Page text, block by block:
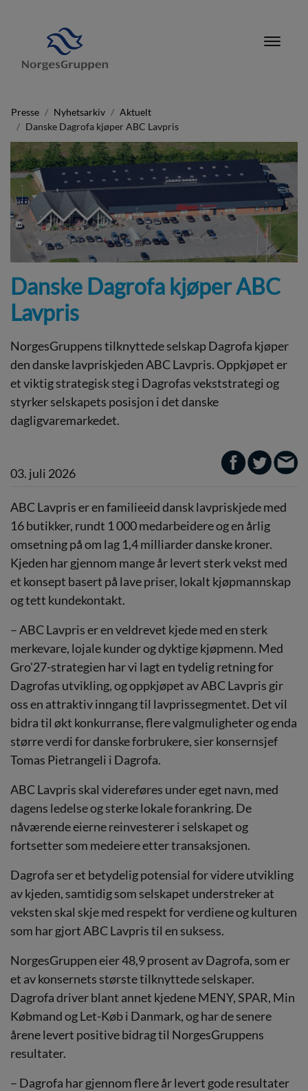
Presse Nyhetsarkiv
Aktuelt
Danske Dagrofa kjøper ABC Lavpris
Danske Dagrofa kjøper ABC
Lavpris
NorgesGruppens tilknyttede selskap Dagrofa kjøper
den danske lavpriskjeden ABC Lavpris. Oppkjøpet er
et viktig strategisk steg i Dagrofas vekststrategi og
styrker selskapets posisjon i det danske
dagligvaremarkedet.
03. juli 2026
ABC Lavpris er en familieeid dansk lavpriskjede med
16 butikker, rundt 1 000 medarbeidere og en årlig
omsetning på om lag 1,4 milliarder danske kroner.
Kjeden har gjennom mange år levert sterk vekst med
et konsept basert på lave priser, lokalt kjøpmannskap
og tett kundekontakt.
– ABC Lavpris er en veldrevet kjede med en sterk
merkevare, lojale kunder og dyktige kjøpmenn. Med
Gro'27-strategien har vi lagt en tydelig retning for
Dagrofas utvikling, og oppkjøpet av ABC Lavpris gir
oss en attraktiv inngang til lavprissegmentet. Det vil
bidra til økt konkurranse, flere valgmuligheter og enda
større verdi for danske forbrukere, sier konsernsjef
Tomas Pietrangeli i Dagrofa.
ABC Lavpris skal videreføres under eget navn, med
dagens ledelse og sterke lokale forankring. De
nåværende eierne reinvesterer i selskapet og
fortsetter som medeiere etter transaksjonen.
Dagrofa ser et betydelig potensial for videre utvikling
av kjeden, samtidig som selskapet understreker at
veksten skal skje med respekt for verdiene og kulturen
som har gjort ABC Lavpris til en suksess.
NorgesGruppen eier 48,9 prosent av Dagrofa, som er
et av konsernets største tilknyttede selskaper.
Dagrofa driver blant annet kjedene MENY, SPAR, Min
Købmand og Let-Køb i Danmark, og har de senere
årene levert positive bidrag til NorgesGruppens
resultater.
– Dagrofa har gjennom flere år levert gode resultater